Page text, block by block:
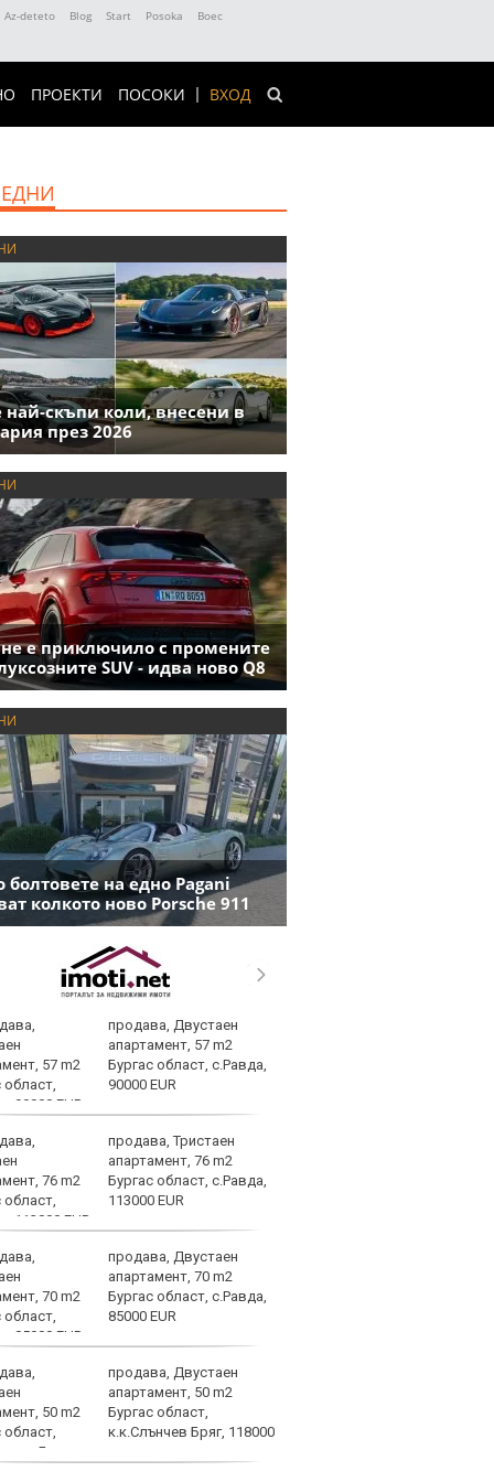
Az-deteto Blog Start Posoka
Boec
ВХОД
ПРОЕКТИ ПОСОКИ
най-скъпи коли, внесени в
през 2026
е приключило с промените
SUV - идва ново Q8
на едно Pagani
колкото ново Porsche 911
продава, Двустаен
апартамент, 57 m2
Бургас област, с.Равда,
90000 EUR
продава, Тристаен
апартамент, 76 m2
Бургас област, с.Равда,
113000 EUR
продава, Двустаен
апартамент, 70 m2
Бургас област, с.Равда,
85000 EUR
продава, Двустаен
апартамент, 50 m2
Бургас област,
к.к.Слънчев Бряг, 118000